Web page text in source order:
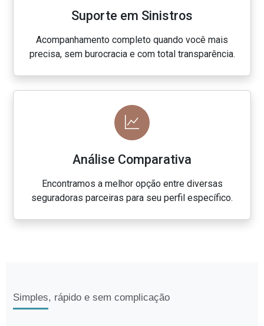
Suporte em Sinistros
Acompanhamento completo quando você mais
precisa, sem burocracia e com total transparência.
Análise Comparativa
Encontramos a melhor opção entre diversas
seguradoras parceiras para seu perfil específico.
Simples, rápido e sem complicação